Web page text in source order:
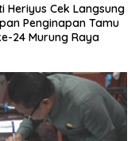
Heriyus Cek Langsung
Penginapan Tamu
24 Murung Raya